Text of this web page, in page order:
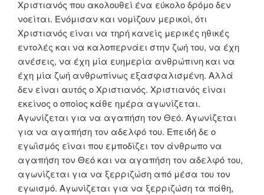
Χριστιανός που ακολουθεί ένα εύκολο δρόμο δεν
νοείται. Ενόμισαν και νομίζουν μερικοί, ότι
Χριστιανός είναι να τηρή κανείς μερικές ηθικές
εντολές και να καλοπερνάει στην ζωή του, να έχη
ανέσεις, να έχη μία ευημερία ανθρώπινη και να
έχη μία ζωή ανθρωπίνως εξασφαλισμένη. Αλλά
δεν είναι αυτός ο Χριστιανός. Χριστιανός είναι
εκείνος ο οποίος κάθε ημέρα αγωνίζεται.
Αγωνίζεται για να αγαπήση τον Θεό. Αγωνίζεται
για να αγαπήση τον αδελφό του. Επειδή δε ο
εγωϊσμός είναι που εμποδίζει τον άνθρωπο να
αγαπήση τον Θεό και να αγαπήση τον αδελφό του,
αγωνίζεται για να ξερριζώση από μέσα του τον
εγωισμό. Αγωνίζεται για να ξερριζώση τα πάθη,